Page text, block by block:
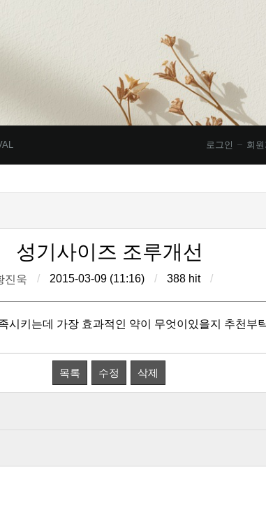
회
로그인
성기사이즈 조루개선
진욱 / 2015-03-09 (11:16) / 388 hit /
키는데 가장 효과적인 약이 무엇이있을지 추천부
목록 수정 삭제